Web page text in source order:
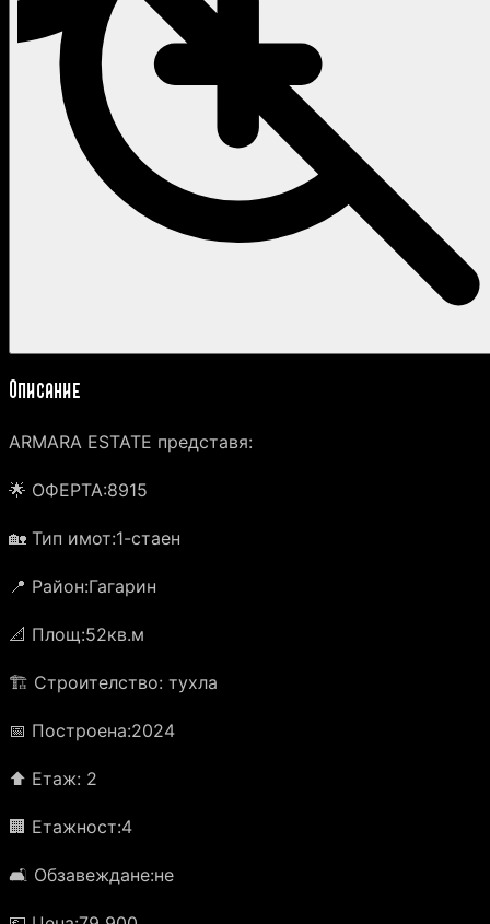
Описание
ARMARA ESTATE представя:
🌟 ОФЕРТА:8915
🏡 Тип имот:1-стаен
📍 Район:Гагарин
📐 Площ:52кв.м
🏗️ Строителство: тухла
📅 Построена:2024
⬆️ Етаж: 2
🏢 Етажност:4
🛋️ Обзавеждане:не